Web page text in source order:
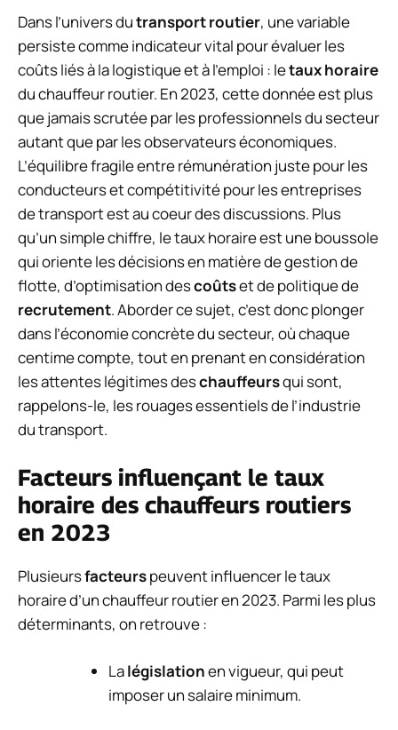
Dans l’univers dutransport routier, une variable
persiste comme indicateur vital pour évaluer les
coûts liés à la logistique et à l’emploi : letaux horaire
du chauffeur routier. En 2023, cette donnée est plus
que jamais scrutée par les professionnels du secteur
autant que par les observateurs économiques.
L’équilibre fragile entre rémunération juste pour les
conducteurs et compétitivité pour les entreprises
de transport est au coeur des discussions. Plus
qu’un simple chiffre, le taux horaire est une boussole
qui oriente les décisions en matière de gestion de
flotte, d’optimisation descoûtset de politique de
recrutement. Aborder ce sujet, c’est donc plonger
dans l’économie concrète du secteur, où chaque
centime compte, tout en prenant en considération
les attentes légitimes deschauffeursqui sont,
rappelons-le, les rouages essentiels de l’industrie
du transport.
Facteurs influençant le taux
horaire des chauffeurs routiers
en 2023
Plusieursfacteurspeuvent influencer le taux
horaire d’un chauffeur routier en 2023. Parmi les plus
déterminants, on retrouve :
Lalégislationen vigueur, qui peut
imposer un salaire minimum.